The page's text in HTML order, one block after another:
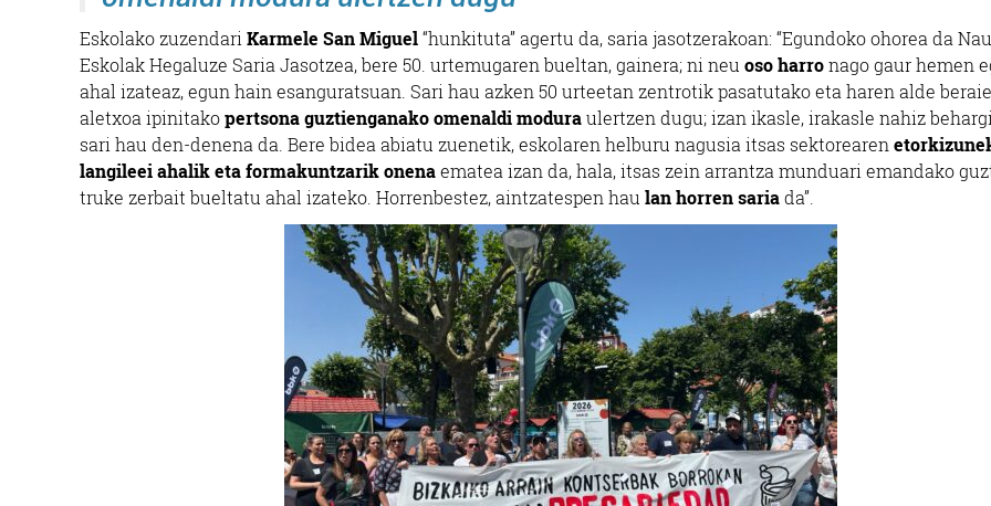
Eskolako zuzendari Karmele San Miguel“hunkituta” agertu da, saria jasotzerakoan: “Egundoko ohorea da
Eskolak Hegaluze Saria Jasotzea, bere 50. urtemugaren bueltan, gainera; ni neu oso harronago gaur hemen
ahal izateaz, egun hain esanguratsuan. Sari hau azken 50 urteetan zentrotik pasatutako eta haren alde
aletxoa ipinitakopertsona guztienganako omenaldi moduraulertzen dugu; izan ikasle, irakasle nahiz
sari hau den-denena da. Bere bidea abiatu zuenetik, eskolaren helburu nagusia itsas sektorearen
langileei ahalik eta formakuntzarik onenaematea izan da, hala, itsas zein arrantza munduari emandako
truke zerbait bueltatu ahal izateko. Horrenbestez, aintzatespen hau lan horren sariada”.